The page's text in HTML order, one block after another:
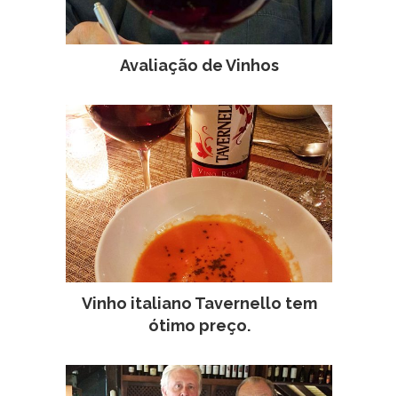
Avaliação de Vinhos
Vinho italiano Tavernello tem
ótimo preço.